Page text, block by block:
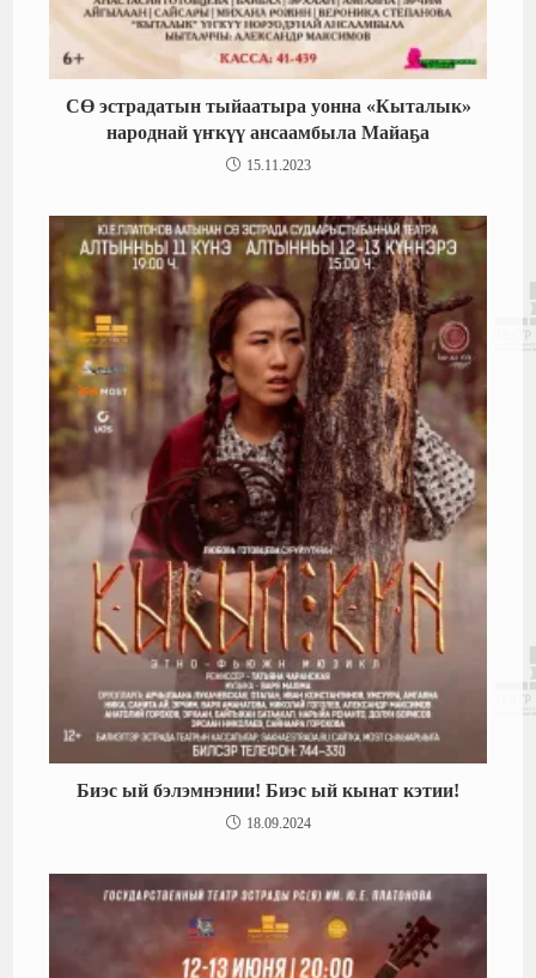
СӨ эстрадатын тыйаатыра уонна «Кыталык»
народнай үҥкүү ансаамбыла Майаҕа
15.11.2023
Биэс ый бэлэмнэнии! Биэс ый кынат кэтии!
18.09.2024